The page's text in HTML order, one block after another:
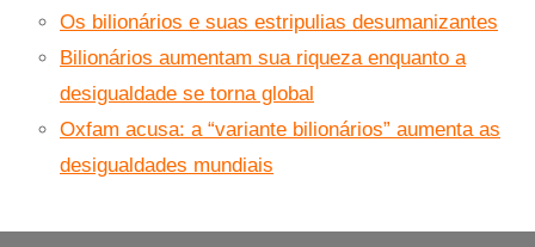
Os bilionários e suas estripulias desumanizantes
Bilionários aumentam sua riqueza enquanto a
desigualdade se torna global
Oxfam acusa: a “variante bilionários” aumenta as
desigualdades mundiais